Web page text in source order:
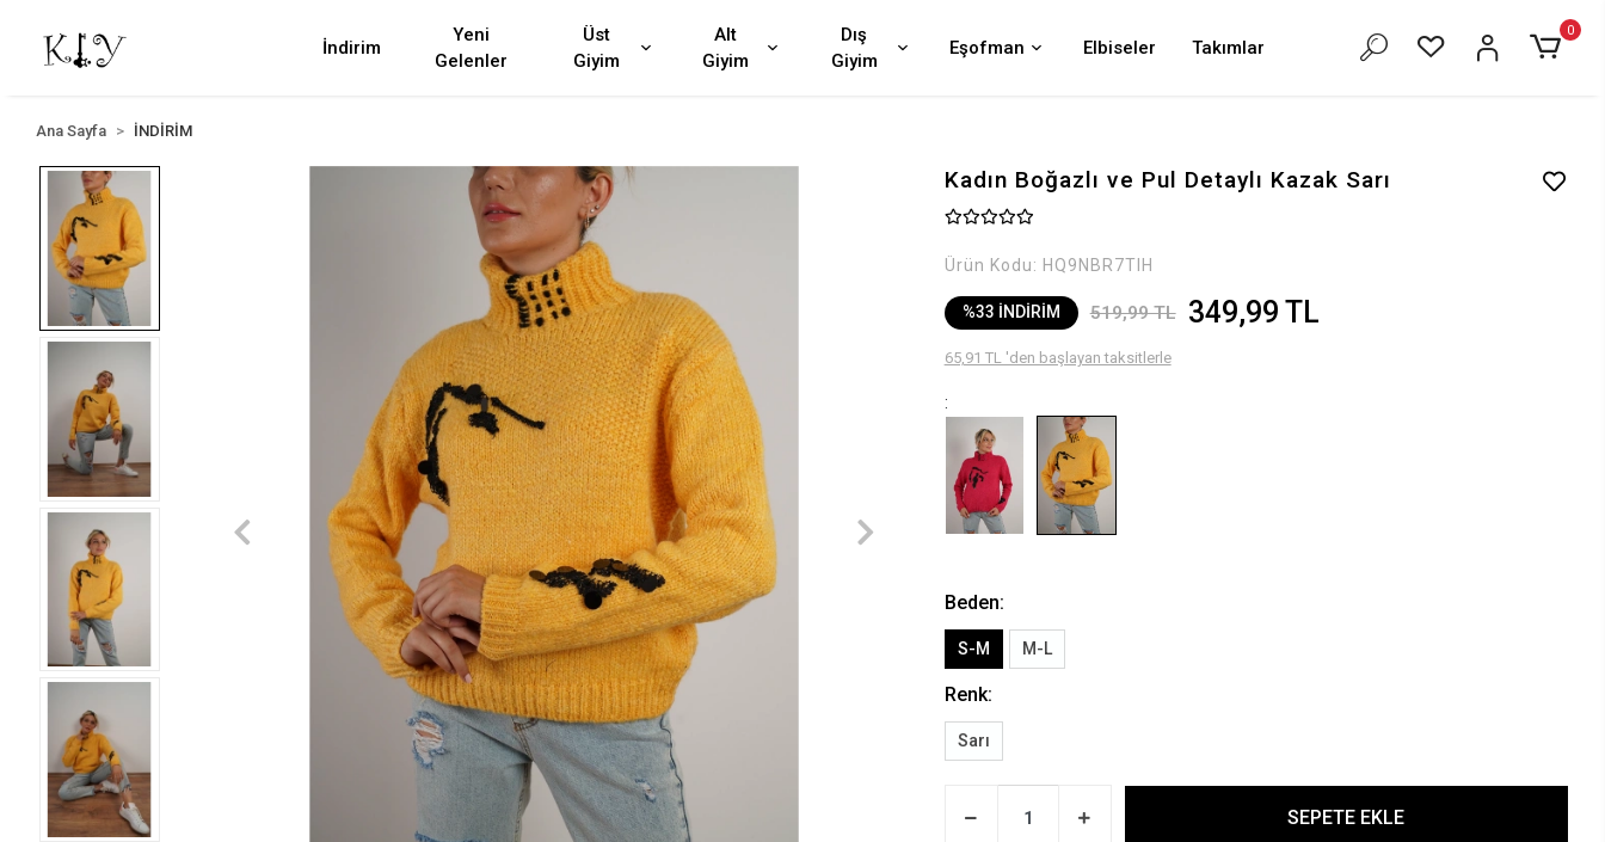
İndirim
Yeni
Gelenler
Üst
Giyim
Alt
Giyim
Dış
Giyim
Eşofman Elbiseler Takımlar
0
Ana Sayfa İNDİRİM
Kadın Boğazlı ve Pul Detaylı Kazak Sarı
Ürün Kodu: HQ9NBR7TIH
%33 İNDİRİM 519,99 TL 349,99 TL
65,91 TL 'den başlayan taksitlerle
:
Beden:
S-M M-L
Renk:
Sarı
SEPETE EKLE